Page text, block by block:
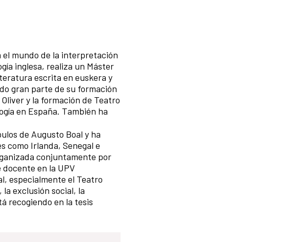
mundo de la interpretación
inglesa, realiza un Máster
escrita en euskera y
gran parte de su formación
y la formación de Teatro
en España. También ha
de Augusto Boal y ha
como Irlanda, Senegal e
conjuntamente por
en la UPV
especialmente el Teatro
exclusión social, la
recogiendo en la tesis